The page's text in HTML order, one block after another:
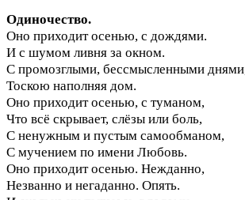
Одиночество.
Оно приходит осенью, с дождями.
И с шумом ливня за окном.
С промозглыми, бессмысленными
Тоскою наполняя дом.
Оно приходит осенью, с туманом,
Что всё скрывает, слёзы или боль,
С ненужным и пустым самообманом,
С мучением по имени Любовь.
Оно приходит осенью. Нежданно,
Незванно и негаданно. Опять.